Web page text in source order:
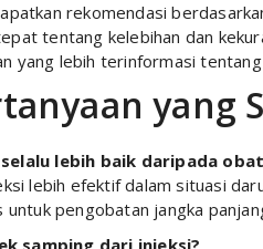
rekomendasi
tentang kelebihan dan
yang lebih terinformasi
yang
lebih baik daripada
lebih efektif dalam situasi
untuk pengobatan jangka
samping dari injeksi?